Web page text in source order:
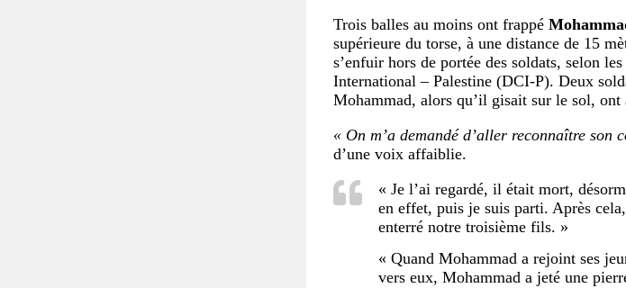
Trois balles au moins ont frappé
supérieure du torse, à une distance de 15
s’enfuir hors de portée des soldats, selon
International – Palestine (DCI-P). Deux
Mohammad, alors qu’il gisait sur le sol,
« On m’a demandé d’aller reconnaître son
d’une voix affaiblie.
« Je l’ai regardé, il était mort,
en effet, puis je suis parti. Après
enterré notre troisième fils. »
« Quand Mohammad a rejoint ses
vers eux, Mohammad a jeté une